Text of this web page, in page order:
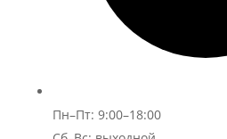
Пн–Пт: 9:00–18:00